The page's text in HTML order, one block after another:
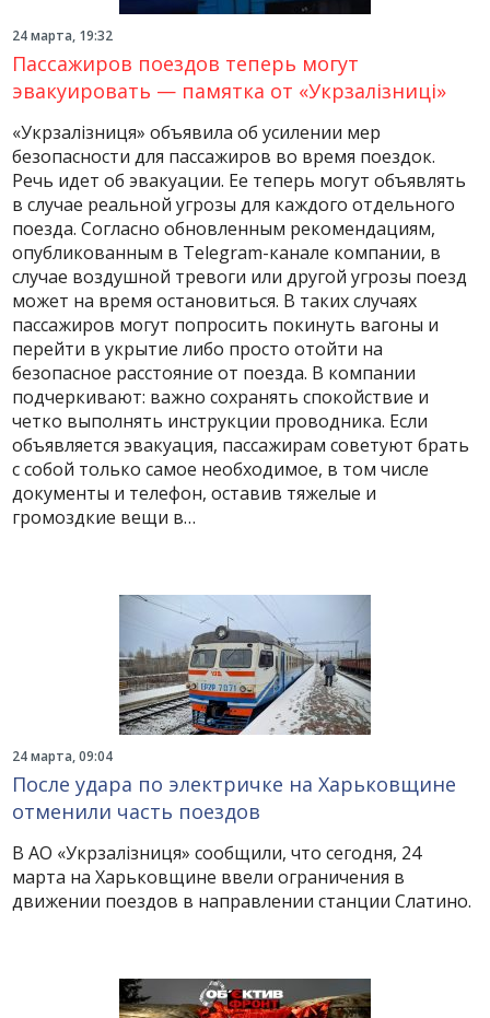
24 марта, 19:32
Пассажиров поездов теперь могут
эвакуировать — памятка от «Укрзалізниці»
«Укрзалізниця» объявила об усилении мер
безопасности для пассажиров во время поездок.
Речь идет об эвакуации. Ее теперь могут объявлять
в случае реальной угрозы для каждого отдельного
поезда. Согласно обновленным рекомендациям,
опубликованным в Telegram-канале компании, в
случае воздушной тревоги или другой угрозы поезд
может на время остановиться. В таких случаях
пассажиров могут попросить покинуть вагоны и
перейти в укрытие либо просто отойти на
безопасное расстояние от поезда. В компании
подчеркивают: важно сохранять спокойствие и
четко выполнять инструкции проводника. Если
объявляется эвакуация, пассажирам советуют брать
с собой только самое необходимое, в том числе
документы и телефон, оставив тяжелые и
громоздкие вещи в…
24 марта, 09:04
После удара по электричке на Харьковщине
отменили часть поездов
В АО «Укрзалізниця» сообщили, что сегодня, 24
марта на Харьковщине ввели ограничения в
движении поездов в направлении станции Слатино.